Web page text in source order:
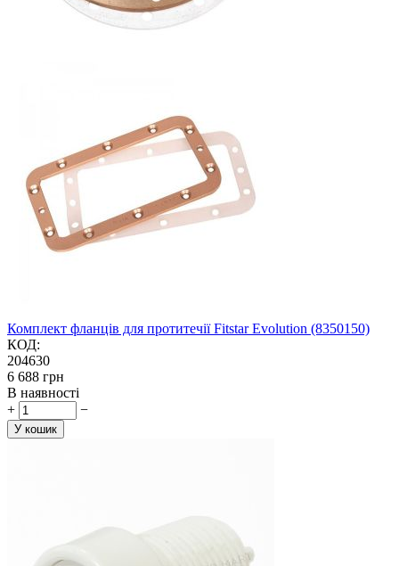
Комплект фланців для протитечії Fitstar Evolution (8350150)
КОД:
204630
‍6 688‍ грн
В наявності
+
−
У кошик